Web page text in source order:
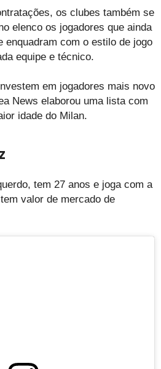
os clubes também se
elenco os jogadores que ainda
enquadram com o estilo de jogo
equipe e técnico.
em jogadores mais novo
News elaborou uma lista com
idade do Milan.
tem 27 anos e joga com a
valor de mercado de